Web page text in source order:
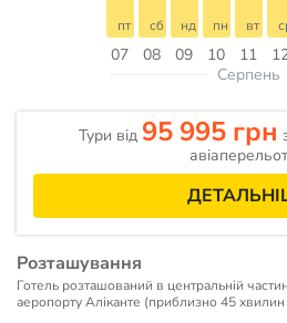
07
пт
08
сб
09
нд
10
пн
11
вт
Серпень
Тури від 95 995 грн
Розташування
Готель розташований в центральній
аеропорту Аліканте (приблизно 45 хвилин